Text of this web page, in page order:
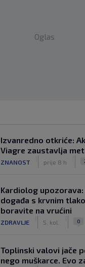
Oglas
Izvanredno otkriće:
Viagre zaustavlja
ZNANOST prije 8 h
Kardiolog upozorava:
događa s krvnim
boravite na vrućini
ZDRAVLJE 5. kol. 0
Toplinski valovi jače
nego muškarce. Evo